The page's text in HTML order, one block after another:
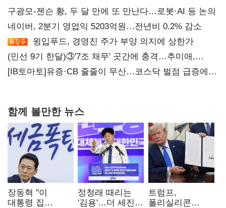
구광모-젠슨 황, 두 달 만에 또 만난다…로봇·AI 등 논의
네이버, 2분기 영업익 5203억원…전년비 0.2% 감소
윙입푸드, 경영진 주가 부양 의지에 상한가
(민선 9기 한달)③'7조 채무' 곳간에 충격…추미애,
20년만에 '비상재정' 선언 승부수
[IB토마토]유증·CB 줄줄이 무산…코스닥 벌점 급증에
함께 볼만한 뉴스
장동혁 "이
대통령 집
정청래 때리는
'김용'…더 세진
트럼프,
폴리실리콘